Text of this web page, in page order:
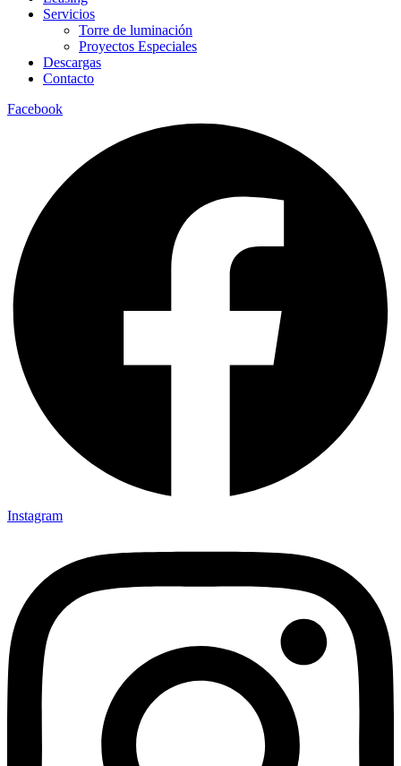
Servicios
Torre de luminación
Proyectos Especiales
Descargas
Contacto
Facebook
Instagram